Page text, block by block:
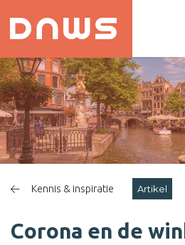
NIEUWE
WINKELSTRAAT
Kennis & inspiratie Artikel
Corona en de